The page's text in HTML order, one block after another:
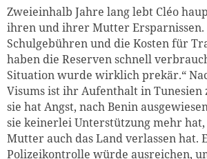
Zweieinhalb Jahre lang lebt Cléo
ihren und ihrer Mutter Ersparnissen.
Schulgebühren und die Kosten für
haben die Reserven schnell
Situation wurde wirklich prekär.“
Visums ist ihr Aufenthalt in Tunesien
sie hat Angst, nach Benin
sie keinerlei Unterstützung mehr
Mutter auch das Land verlassen hat.
Polizeikontrolle würde ausreichen,
Zum
weiter lesen Zum